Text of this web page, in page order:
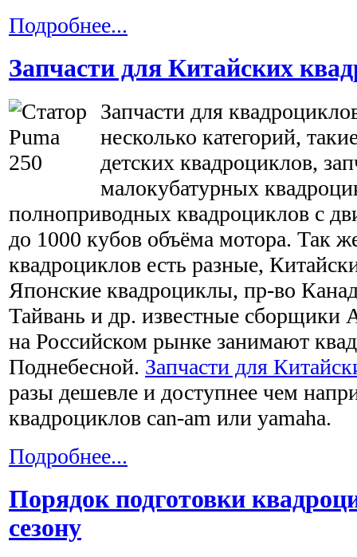
Подробнее...
Запчасти для Китайских
Запчасти для
несколько категорий,
детских квадроциклов,
малокубатурных
полноприводных квадроциклов с
до 1000 кубов объёма мотора. Так
квадроциклов есть разные,
Японские квадроциклы, пр-во
Тайвань и др. известные
на Российском рынке занимают
Поднебесной. Запчасти для
разы дешевле и доступнее чем
квадроциклов can-am или yamaha.
Подробнее...
Порядок подготовки
сезону